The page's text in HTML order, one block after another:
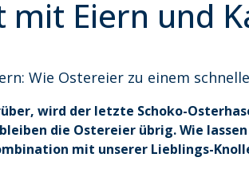
mit Eiern und
Wie Ostereier zu einem
wird der letzte Schoko-
die Ostereier übrig. Wie
mit unserer Lieblings-